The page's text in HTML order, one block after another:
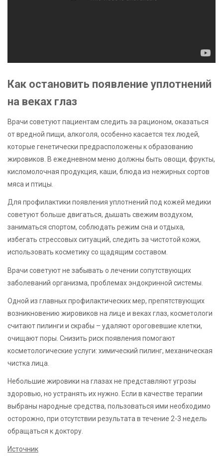
Как остановить появление уплотнений
на веках глаз
Врачи советуют пациентам следить за рационом, оказаться
от вредной пищи, алкоголя, особенно касается тех людей,
которые генетически предрасположены к образованию
жировиков. В ежедневном меню должны быть овощи, фрукты,
кисломолочная продукция, каши, блюда из нежирных сортов
мяса и птицы.
Для профилактики появления уплотнений под кожей медики
советуют больше двигаться, дышать свежим воздухом,
заниматься спортом, соблюдать режим сна и отдыха,
избегать стрессовых ситуаций, следить за чистотой кожи,
использовать косметику со щадящим составом.
Врачи советуют не забывать о лечении сопутствующих
заболеваний организма, проблемах эндокринной системы.
Одной из главных профилактических мер, препятствующих
возникновению жировиков на лице и веках глаз, косметологи
считают пилинги и скрабы – удаляют ороговевшие клетки,
очищают поры. Снизить риск появления помогают
косметологические услуги: химический пилинг, механическая
чистка лица.
Небольшие жировики на глазах не представляют угрозы
здоровью, но устранять их нужно. Если в качестве терапии
выбраны народные средства, пользоваться ими необходимо
осторожно, при отсутствии результата в течение 2-3 недель
обращаться к доктору.
Источник